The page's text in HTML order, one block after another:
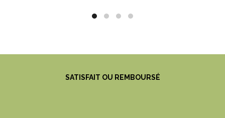
SATISFAIT OU REMBOURSÉ